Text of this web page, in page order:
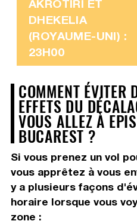
AKROTIRI ET
DHEKELIA
(ROYAUME-UNI) :
23H00
COMMENT ÉVITER
EFFETS DU
VOUS ALLEZ À
BUCAREST ?
Si vous prenez un vol
vous apprêtez à vous
y a plusieurs façons
horaire lorsque vous
zone :